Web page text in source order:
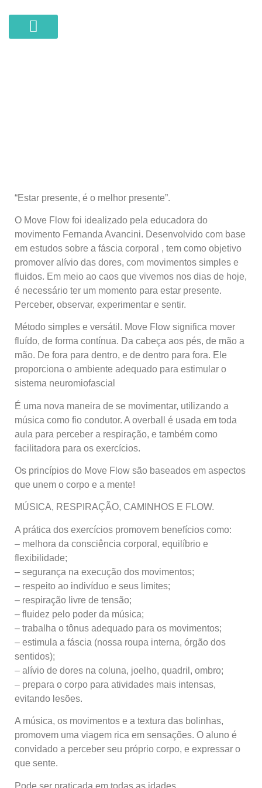
“Estar presente, é o melhor presente”.
O Move Flow foi idealizado pela educadora do
movimento Fernanda Avancini. Desenvolvido com base
em estudos sobre a fáscia corporal , tem como objetivo
promover alívio das dores, com movimentos simples e
fluidos. Em meio ao caos que vivemos nos dias de hoje,
é necessário ter um momento para estar presente.
Perceber, observar, experimentar e sentir.
Método simples e versátil. Move Flow significa mover
fluído, de forma contínua. Da cabeça aos pés, de mão a
mão. De fora para dentro, e de dentro para fora. Ele
proporciona o ambiente adequado para estimular o
sistema neuromiofascial
É uma nova maneira de se movimentar, utilizando a
música como fio condutor. A overball é usada em toda
aula para perceber a respiração, e também como
facilitadora para os exercícios.
Os princípios do Move Flow são baseados em aspectos
que unem o corpo e a mente!
MÚSICA, RESPIRAÇÃO, CAMINHOS E FLOW.
A prática dos exercícios promovem benefícios como:
– melhora da consciência corporal, equilíbrio e
flexibilidade;
– segurança na execução dos movimentos;
– respeito ao indivíduo e seus limites;
– respiração livre de tensão;
– fluidez pelo poder da música;
– trabalha o tônus adequado para os movimentos;
– estimula a fáscia (nossa roupa interna, órgão dos
sentidos);
– alívio de dores na coluna, joelho, quadril, ombro;
– prepara o corpo para atividades mais intensas,
evitando lesões.
A música, os movimentos e a textura das bolinhas,
promovem uma viagem rica em sensações. O aluno é
convidado a perceber seu próprio corpo, e expressar o
que sente.
Pode ser praticada em todas as idades.